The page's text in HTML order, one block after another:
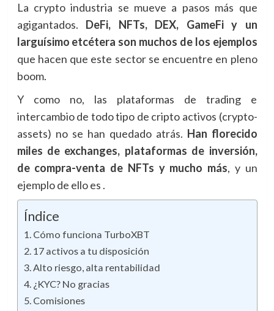
La crypto industria se mueve a pasos más que
agigantados. DeFi, NFTs, DEX, GameFi y un
larguísimo etcétera son muchos de los ejemplos
que hacen que este sector se encuentre en pleno
boom.
Y como no, las plataformas de trading e
intercambio de todo tipo de cripto activos (crypto-
assets) no se han quedado atrás. Han florecido
miles de exchanges, plataformas de inversión,
de compra-venta de NFTs y mucho más, y un
ejemplo de ello es .
Índice
Cómo funciona TurboXBT
17 activos a tu disposición
Alto riesgo, alta rentabilidad
¿KYC? No gracias
Comisiones